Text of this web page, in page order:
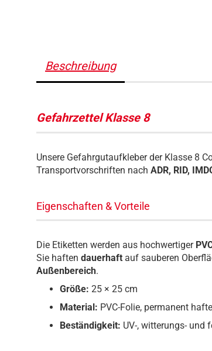
Beschreibung
Gefahrzettel Klasse 8
Unsere Gefahrgutaufkleber der Klasse 8
Transportvorschriften nach ADR, RID,
Eigenschaften & Vorteile
Die Etiketten werden aus hochwertiger
Sie haften dauerhaft auf sauberen
Außenbereich.
Größe: 25 × 25 cm
Material: PVC-Folie, permanent
Beständigkeit: UV-, witterungs- und